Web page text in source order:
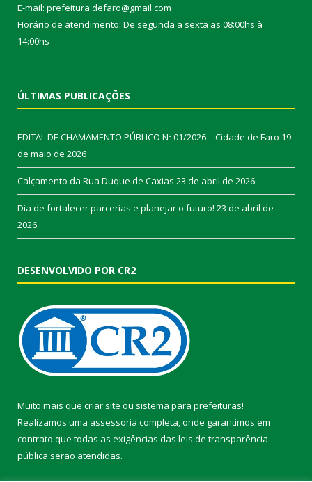
E-mail: prefeitura.defaro@gmail.com
Horário de atendimento: De segunda a sexta as 08:00hs à
14:00hs
ÚLTIMAS PUBLICAÇÕES
EDITAL DE CHAMAMENTO PÚBLICO Nº 01/2026 – Cidade de Faro 19
de maio de 2026
Calçamento da Rua Duque de Caxias 23 de abril de 2026
Dia de fortalecer parcerias e planejar o futuro! 23 de abril de
2026
DESENVOLVIDO POR CR2
Muito mais que criar site ou sistema para prefeituras!
Realizamos uma assessoria completa, onde garantimos em
contrato que todas as exigências das leis de transparência
pública serão atendidas.